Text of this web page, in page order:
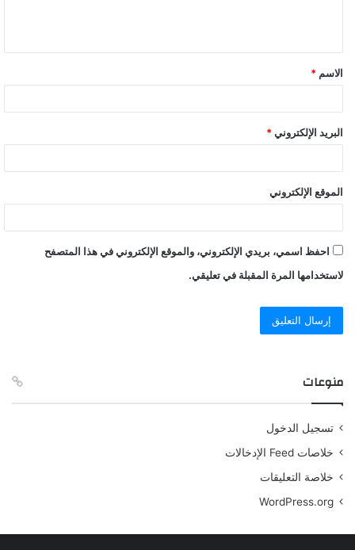
ق
*
الاسم *
البريد الإلكتروني *
الموقع الإلكتروني
احفظ اسمي، بريدي الإلكتروني، والموقع الإلكتروني في هذا المتصفح
لاستخدامها المرة المقبلة في تعليقي.
منوعات
تسجيل الدخول
خلاصات Feed الإدخالات
خلاصة التعليقات
WordPress.org